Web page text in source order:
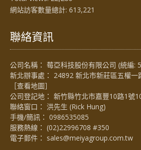
網站訪客數量總計: 613,221
聯絡資訊
公司名稱： 莓亞科技股份有限公司 (統編:
新北辦事處： 24892 新北市新莊區五權一
［查看地圖］
公司登記地： 新竹縣竹北市嘉豐10路1號
聯絡窗口： 洪先生 (Rick Hung)
手機/簡訊： 0986535085
服務熱線： (02)22996708 #350
電子郵件： sales@meiyagroup.com.tw